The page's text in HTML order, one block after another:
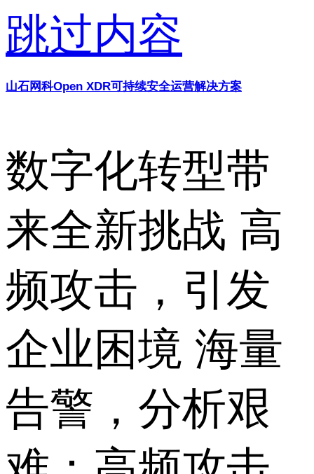
跳过内容
山石网科Open XDR可持续安全运营解决方案
数字化转型带
来全新挑战 高
频攻击，引发
企业困境 海量
告警，分析艰